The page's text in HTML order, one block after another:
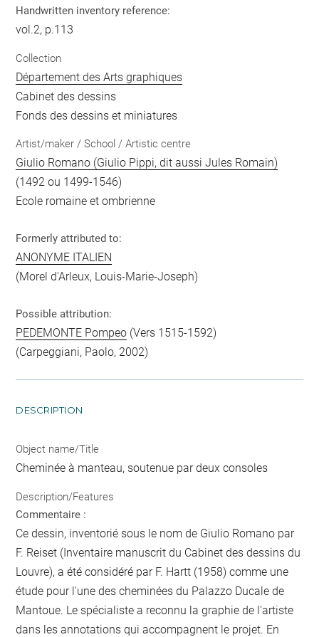
Handwritten inventory reference:
vol.2, p.113
Collection
Département des Arts graphiques
Cabinet des dessins
Fonds des dessins et miniatures
Artist/maker / School / Artistic centre
Giulio Romano (Giulio Pippi, dit aussi Jules Romain)
(1492 ou 1499-1546)
Ecole romaine et ombrienne
Formerly attributed to:
ANONYME ITALIEN
(Morel d'Arleux, Louis-Marie-Joseph)
Possible attribution:
PEDEMONTE Pompeo (Vers 1515-1592)
(Carpeggiani, Paolo, 2002)
DESCRIPTION
Object name/Title
Cheminée à manteau, soutenue par deux consoles
Description/Features
Commentaire :
Ce dessin, inventorié sous le nom de Giulio Romano par
F. Reiset (Inventaire manuscrit du Cabinet des dessins du
Louvre), a été considéré par F. Hartt (1958) comme une
étude pour l'une des cheminées du Palazzo Ducale de
Mantoue. Le spécialiste a reconnu la graphie de l'artiste
dans les annotations qui accompagnent le projet. En